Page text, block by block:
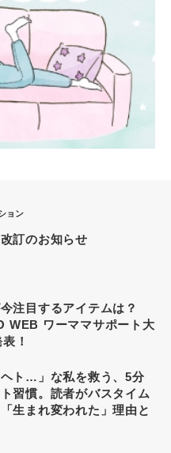
ョン
訂のお知らせ
注目するアイテムは？
WEB ワーママサポート大
！
ヘト…」な私を救う、5分
習慣。読者がバスタイム
生まれ変われた」理由と